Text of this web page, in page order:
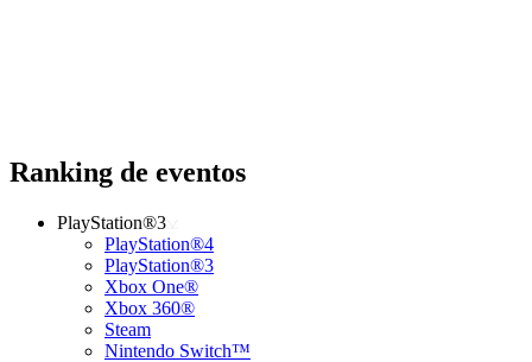
Ranking de eventos
PlayStation®3
PlayStation®4
PlayStation®3
Xbox One®
Xbox 360®
Steam
Nintendo Switch™